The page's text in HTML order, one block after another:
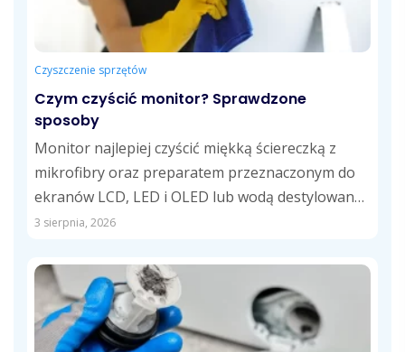
Czyszczenie sprzętów
Czym czyścić monitor? Sprawdzone
sposoby
Monitor najlepiej czyścić miękką ściereczką z
mikrofibry oraz preparatem przeznaczonym do
ekranów LCD, LED i OLED lub wodą destylowaną.
Takie...
3 sierpnia, 2026